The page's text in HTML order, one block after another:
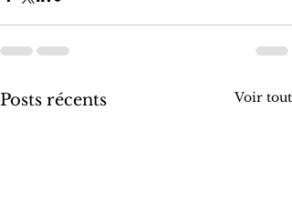
Posts récents Voir tout